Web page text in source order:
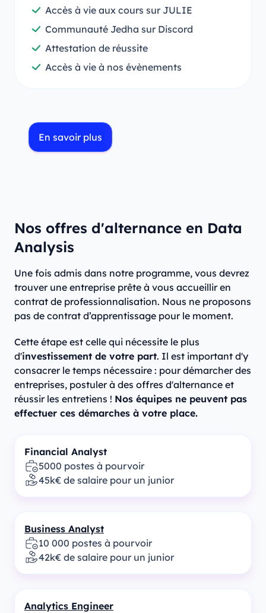
Accès à vie aux cours sur JULIE
Communauté Jedha sur Discord
Attestation de réussite
Accès à vie à nos évènements
En savoir plus
Nos offres d'alternance en Data
Analysis
Une fois admis dans notre programme, vous devrez
trouver une entreprise prête à vous accueillir en
contrat de professionnalisation. Nous ne proposons
pas de contrat d’apprentissage pour le moment.
Cette étape est celle qui nécessite le plus
d'investissement de votre part. Il est important d'y
consacrer le temps nécessaire : pour démarcher des
entreprises, postuler à des offres d'alternance et
réussir les entretiens ! Nos équipes ne peuvent pas
effectuer ces démarches à votre place.
Financial Analyst
5000 postes à pourvoir
45k€ de salaire pour un junior
Business Analyst
10 000 postes à pourvoir
42k€ de salaire pour un junior
Analytics Engineer